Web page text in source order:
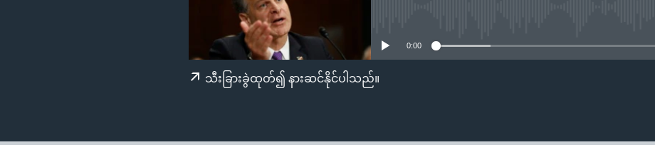
ရန်
0:00
သီးခြားခွဲထုတ်၍ နားဆင်နိုင်ပါသည်။